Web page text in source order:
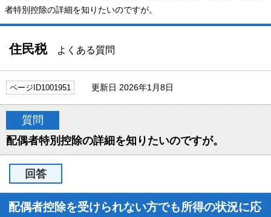
者特別控除の詳細を知りたいのですが。
住民税よくある質問
ページID1001951 更新日 2026年1月8日
質問
配偶者特別控除の詳細を知りたいのですが。
回答
配偶者控除を受けられない方でも所得の状況に応